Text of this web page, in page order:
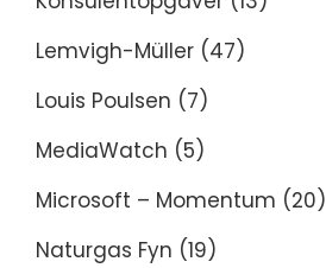
Lemvigh-Müller (47)
Louis Poulsen (7)
MediaWatch (5)
Microsoft – Momentum (20)
Naturgas Fyn (19)